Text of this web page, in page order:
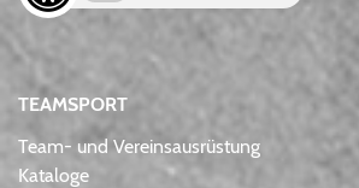
TEAMSPORT
Team- und Vereinsausrüstung
Kataloge